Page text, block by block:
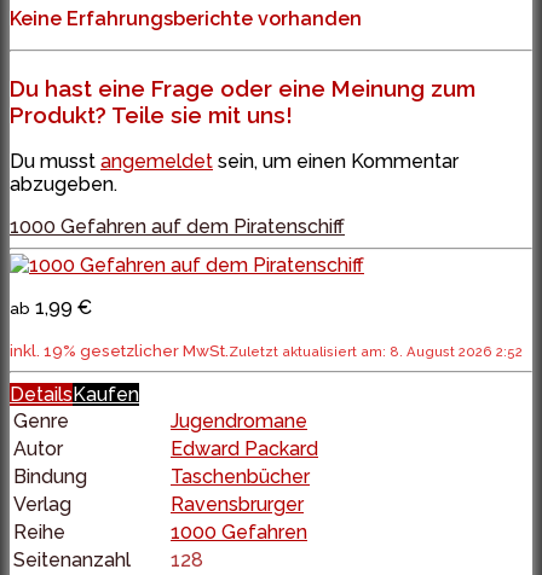
Keine Erfahrungsberichte vorhanden
Du hast eine Frage oder eine Meinung zum
Produkt? Teile sie mit uns!
Du musst angemeldet sein, um einen Kommentar
abzugeben.
1000 Gefahren auf dem Piratenschiff
ab 1,99 €
inkl. 19% gesetzlicher MwSt.Zuletzt aktualisiert am: 8. August 2026 2:52
Details Kaufen
Genre
Jugendromane
Autor
Edward Packard
Bindung
Taschenbücher
Verlag
Ravensbrurger
Reihe
1000 Gefahren
Seitenanzahl
128